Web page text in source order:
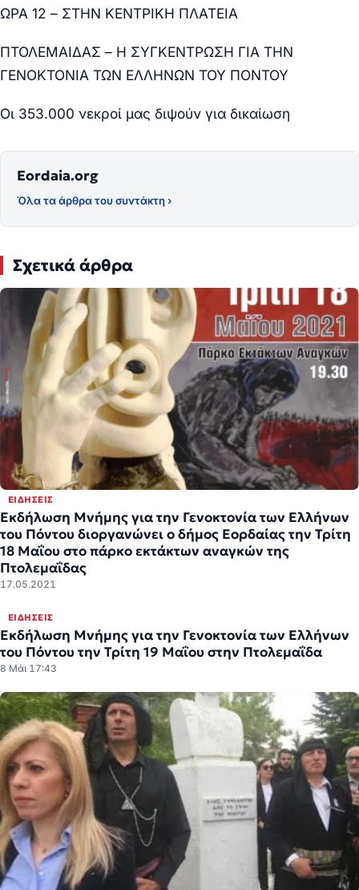
ΩΡΑ 12 – ΣΤΗΝ ΚΕΝΤΡΙΚΗ ΠΛΑΤΕΙΑ
ΠΤΟΛΕΜΑΙΔΑΣ – Η ΣΥΓΚΕΝΤΡΩΣΗ ΓΙΑ ΤΗΝ
ΓΕΝΟΚΤΟΝΙΑ ΤΩΝ ΕΛΛΗΝΩΝ ΤΟΥ ΠΟΝΤΟΥ
Οι 353.000 νεκροί μας διψούν για δικαίωση
Eordaia.org
Όλα τα άρθρα του συντάκτη ›
Σχετικά άρθρα
ΕΙΔΉΣΕΙΣ
Εκδήλωση Μνήμης για την Γενοκτονία των Ελλήνων
του Πόντου διοργανώνει ο δήμος Εορδαίας την Τρίτη
18 Μαΐου στο πάρκο εκτάκτων αναγκών της
Πτολεμαΐδας
17.05.2021
ΕΙΔΉΣΕΙΣ
Εκδήλωση Μνήμης για την Γενοκτονία των Ελλήνων
του Πόντου την Τρίτη 19 Μαΐου στην Πτολεμαΐδα
8 Μάι 17:43